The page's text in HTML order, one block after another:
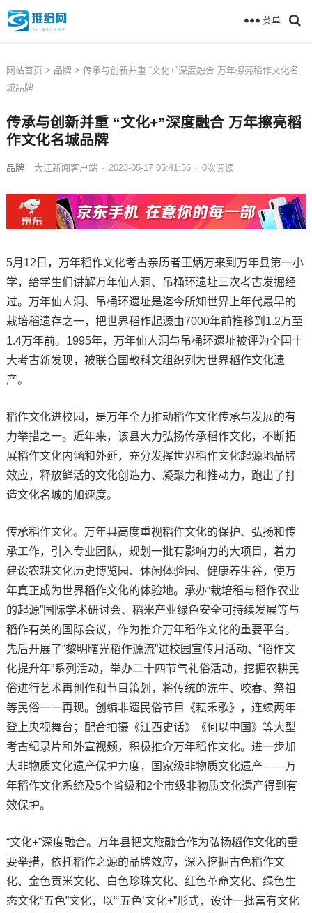
菜单
网站首页 > 品牌 > 传承与创新并重 “文化+”深度融合 万年擦亮稻作文化名
城品牌
传承与创新并重 “文化+”深度融合 万年擦亮稻
作文化名城品牌
品牌 大江新闻客户端 · 2023-05-17 05:41:56 · 0次阅读
5月12日，万年稻作文化考古亲历者王炳万来到万年县第一小
学，给学生们讲解万年仙人洞、吊桶环遗址三次考古发掘经
过。万年仙人洞、吊桶环遗址是迄今所知世界上年代最早的
栽培稻遗存之一，把世界稻作起源由7000年前推移到1.2万至
1.4万年前。1995年，万年仙人洞与吊桶环遗址被评为全国十
大考古新发现，被联合国教科文组织列为世界稻作文化遗
产。
稻作文化进校园，是万年全力推动稻作文化传承与发展的有
力举措之一。近年来，该县大力弘扬传承稻作文化，不断拓
展稻作文化内涵和外延，充分发挥世界稻作文化起源地品牌
效应，释放鲜活的文化创造力、凝聚力和推动力，跑出了打
造文化名城的加速度。
传承稻作文化。万年县高度重视稻作文化的保护、弘扬和传
承工作，引入专业团队，规划一批有影响力的大项目，着力
建设农耕文化历史博览园、休闲体验园、健康养生谷，使万
年真正成为世界稻作文化的体验地。承办“栽培稻与稻作农业
的起源”国际学术研讨会、稻米产业绿色安全可持续发展等与
稻作有关的国际会议，作为推介万年稻作文化的重要平台。
先后开展了“黎明曙光稻作源流”进校园宣传月活动、“稻作文
化提升年”系列活动，举办二十四节气礼俗活动，挖掘农耕民
俗进行艺术再创作和节目策划，将传统的洗牛、咬春、祭祖
等民俗一一再现。创编非遗民俗节目《耘禾歌》，连续两年
登上央视舞台；配合拍摄《江西史话》《何以中国》等大型
考古纪录片和外宣视频，积极推介万年稻作文化。进一步加
大非物质文化遗产保护力度，国家级非物质文化遗产——万
年稻作文化系统及5个省级和2个市级非物质文化遗产得到有
效保护。
“文化+”深度融合。万年县把文旅融合作为弘扬稻作文化的重
要举措，依托稻作之源的品牌效应，深入挖掘古色稻作文
化、金色贡米文化、白色珍珠文化、红色革命文化、绿色生
态文化“五色”文化，以“‘五色’文化+”形式，设计一批富有文化